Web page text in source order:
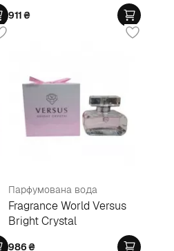
911₴
Парфумована вода
Fragrance World Versus
Bright Crystal
986₴